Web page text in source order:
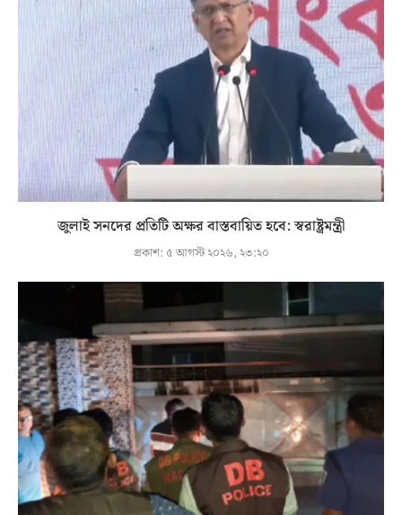
জুলাই সনদের প্রতিটি অক্ষর বাস্তবায়িত হবে: স্বরাষ্ট্রমন্ত্রী
প্রকাশ: ৫ আগস্ট ২০২৬, ২৩:২০